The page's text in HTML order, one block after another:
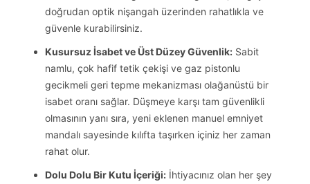
doğrudan optik nişangah üzerinden rahatlıkla ve
güvenle kurabilirsiniz.
Kusursuz İsabet ve Üst Düzey Güvenlik: Sabit
namlu, çok hafif tetik çekişi ve gaz pistonlu
gecikmeli geri tepme mekanizması olağanüstü bir
isabet oranı sağlar. Düşmeye karşı tam güvenlikli
olmasının yanı sıra, yeni eklenen manuel emniyet
mandalı sayesinde kılıfta taşırken içiniz her zaman
rahat olur.
Dolu Dolu Bir Kutu İçeriği: İhtiyacınız olan her şey